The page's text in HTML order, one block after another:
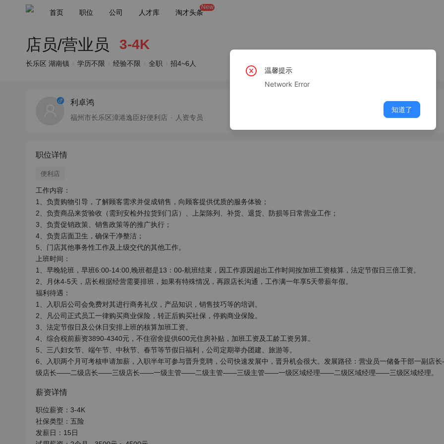
首页 职位 公司 人才库 淘才头条
New
店员/营业员 3-4K
长乐区 湖南镇 学历不限 经验不限 全职 招4~6人
利卓鸿
福州市长乐区漳港逸臣好便利店 人资专员
职位详情
便利店
工作内容：
1、负责购物引导，了解顾客需求并促成销售，向顾客提供优质的服务体验；
2、负责商品来货验收（需到安检外拉货到门店）、上架陈列、补货、退货、防损等日常营业工作；
3、负责促销政策、销售政策等的推广执行；
4、负责店面卫生，确保干净整洁；
5、门店其他事务性工作及上级交代的其他工作。
上班时间：
1、早晚轮班，早班6:00-14:00,晚班都是13：00-航班结束，因工作原因超出工作时间按加班工资核算，法定节假日三倍工资。
2、月休4-5天，店长根据经营需要排班，如果有特殊情况，再跟店长沟通，工作满一年享5天带薪年假。
福利待遇：
1、入职后公司会免费对其进行商务礼仪，产品知识，销售技巧等的培训。
2、凡公司正式员工一律购买商业保险，转正后购买社保，停购商业保险。
3、法定节假日及公休日安排上班的核算加班工资。
4、综合税前薪资3890-4340元，不住宿舍提供600元住房补贴，加班工资及工龄工资另算。
5、三八妇女节、端午节、中秋节、春节等节假日福利，公司定期举办团建、旅游等。
6、入职两个月可考核申请加薪，入职半年可参与晋升竞聘，公司快速发展中，晋升机会很大。发展路径：营业员一储备干部一副店
级店长——二级店长——三级店长——一级主管——二级主管——三级主管——一级区域经理——二级区域经理——三级区域经理。
薪资详情
职位薪资：3-4K
社保类型：五险
发薪日：15日
温馨提示
Network Error
知道了